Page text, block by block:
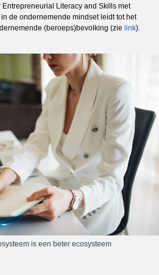
Literacy and Skills met
de ondernemende mindset leidt tot het
(beroeps)bevolking (zie link).
is een beter ecosysteem